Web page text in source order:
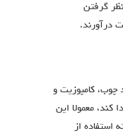
نظر گرفتن
درآورند.
چوب، کامپوزیت و
کند، معمولا این
استفاده از